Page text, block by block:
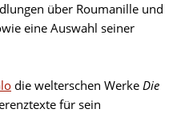
über Roumanille und
eine Auswahl seiner
die welterschen Werke Die
für sein